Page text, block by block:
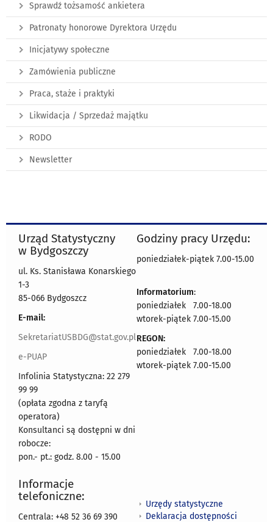
Sprawdź tożsamość ankietera
Patronaty honorowe Dyrektora Urzędu
Inicjatywy społeczne
Zamówienia publiczne
Praca, staże i praktyki
Likwidacja / Sprzedaż majątku
RODO
Newsletter
Urząd Statystyczny
w Bydgoszczy
ul. Ks. Stanisława Konarskiego
1-3
85-066 Bydgoszcz
E-mail:
SekretariatUSBDG@stat.gov.pl
e-PUAP
Infolinia Statystyczna: 22 279
99 99
(opłata zgodna z taryfą
operatora)
Konsultanci są dostępni w dni
robocze:
pon.- pt.: godz. 8.00 - 15.00
Godziny pracy Urzędu:
poniedziałek-piątek 7.00-15.00
Informatorium:
poniedziałek 7.00-18.00
wtorek-piątek 7.00-15.00
REGON:
poniedziałek 7.00-18.00
wtorek-piątek 7.00-15.00
Informacje
telefoniczne:
Centrala: +48 52 36 69 390
Urzędy statystyczne
Deklaracja dostępności